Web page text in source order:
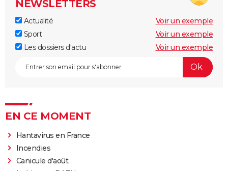
NEWSLETTERS
Actualité
Voir un exemple
Sport
Voir un exemple
Les dossiers d'actu
Voir un exemple
EN CE MOMENT
Hantavirus en France
Incendies
Canicule d'août